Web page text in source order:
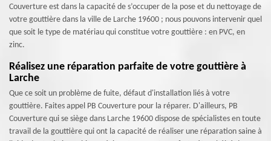
Couverture est dans la capacité de s’occuper de la pose et du nettoyage de
votre gouttière dans la ville de Larche 19600 ; nous pouvons intervenir quel
que soit le type de matériau qui constitue votre gouttière : en PVC, en
zinc.
Réalisez une réparation parfaite de votre gouttière à
Larche
Que ce soit un problème de fuite, défaut d'installation liés à votre
gouttière. Faites appel PB Couverture pour la réparer. D'ailleurs, PB
Couverture qui se siège dans Larche 19600 dispose de spécialistes en toute
travail de la gouttière qui ont la capacité de réaliser une réparation saine à